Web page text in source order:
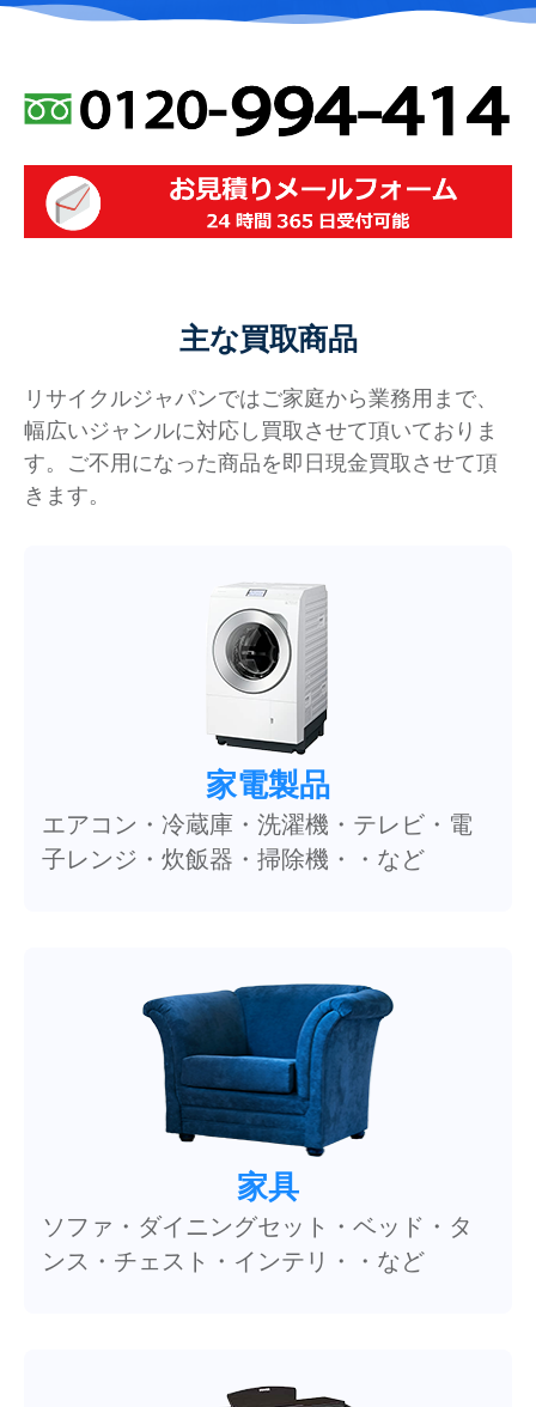
主な買取商品
リサイクルジャパンではご家庭から業務用まで、
幅広いジャンルに対応し買取させて頂いておりま
す。ご不用になった商品を即日現金買取させて頂
きます。
家電製品
エアコン・冷蔵庫・洗濯機・テレビ・電
子レンジ・炊飯器・掃除機・・など
家具
ソファ・ダイニングセット・ベッド・タ
ンス・チェスト・インテリ・・など